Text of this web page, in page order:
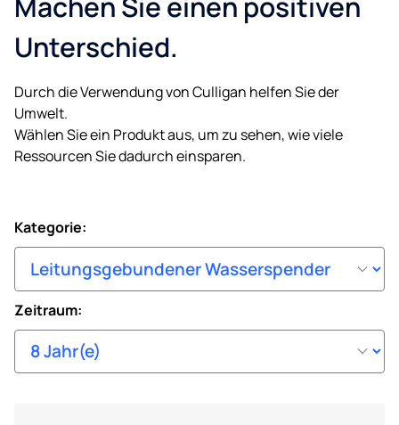
Unterschied.
Durch die Verwendung von Culligan helfen Sie der
Umwelt.
Wählen Sie ein Produkt aus, um zu sehen, wie viele
Ressourcen Sie dadurch einsparen.
Kategorie:
Zeitraum: